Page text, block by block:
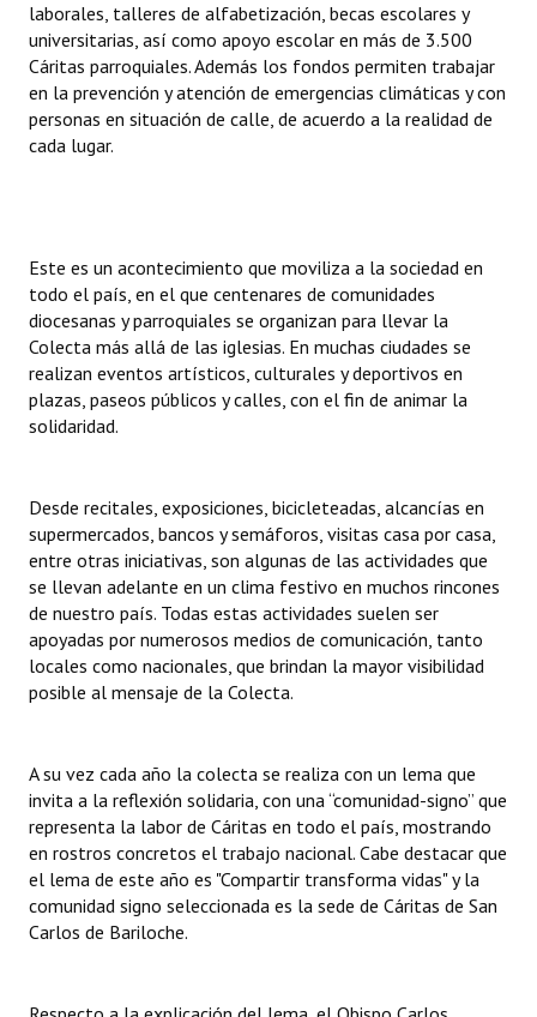
Antiguos Pobladores
Noticias Destacadas
Registros y Distinciones
Datos Históricos
Audiencias Públicas - Registro
Mujeres que Dejaron Huellas - Registro
Periodistas Decanos - Registro
Ciudadano Ilustre - Registro
Huéspedes de Honor - Registro
Antiguos Pobladores - Registro
Reconocimientos - Registro
Bariloche, Municipio intercultural
Entrega de distinciones
laborales, talleres de alfabetización, becas escolares y
universitarias, así como apoyo escolar en más de 3.500
Cáritas parroquiales. Además los fondos permiten trabajar
en la prevención y atención de emergencias climáticas y con
personas en situación de calle, de acuerdo a la realidad de
cada lugar.
Este es un acontecimiento que moviliza a la sociedad en
todo el país, en el que centenares de comunidades
diocesanas y parroquiales se organizan para llevar la
Colecta más allá de las iglesias. En muchas ciudades se
realizan eventos artísticos, culturales y deportivos en
plazas, paseos públicos y calles, con el fin de animar la
solidaridad.
Desde recitales, exposiciones, bicicleteadas, alcancías en
supermercados, bancos y semáforos, visitas casa por casa,
entre otras iniciativas, son algunas de las actividades que
se llevan adelante en un clima festivo en muchos rincones
de nuestro país. Todas estas actividades suelen ser
apoyadas por numerosos medios de comunicación, tanto
locales como nacionales, que brindan la mayor visibilidad
posible al mensaje de la Colecta.
A su vez cada año la colecta se realiza con un lema que
invita a la reflexión solidaria, con una “comunidad-signo” que
representa la labor de Cáritas en todo el país, mostrando
en rostros concretos el trabajo nacional. Cabe destacar que
el lema de este año es "Compartir transforma vidas" y la
comunidad signo seleccionada es la sede de Cáritas de San
Carlos de Bariloche.